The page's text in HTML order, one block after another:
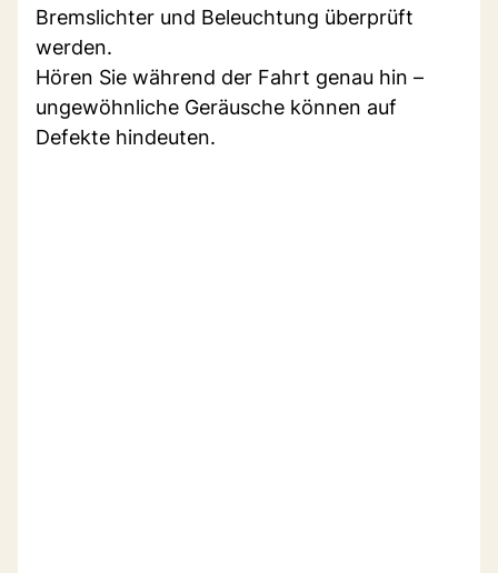
Bremslichter und Beleuchtung überprüft
werden.
Hören Sie während der Fahrt genau hin –
ungewöhnliche Geräusche können auf
Defekte hindeuten.